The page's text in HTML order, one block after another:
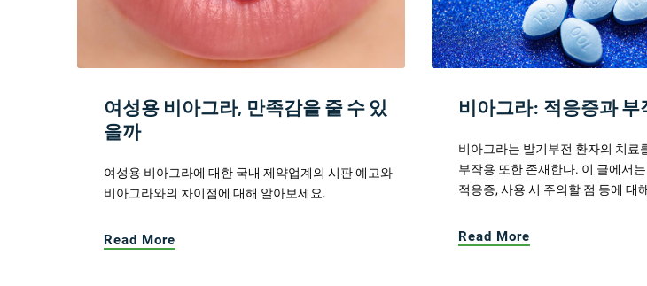
여성용 비아그라, 만족감을 줄 수 있
을까
여성용 비아그라에 대한 국내 제약업계의 시판 예고와
비아그라와의 차이점에 대해 알아보세요.
Read More
비아그라: 적응증과 부
비아그라는 발기부전 환자의 치료
부작용 또한 존재한다. 이 글에서
적응증, 사용 시 주의할 점 등에 대
Read More